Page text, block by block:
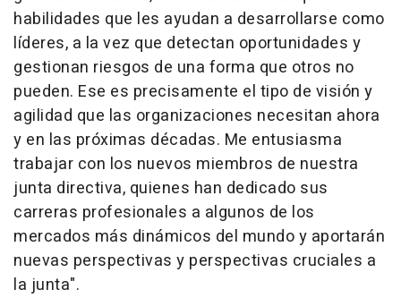
habilidades que les ayudan a desarrollarse como
líderes, a la vez que detectan oportunidades y
gestionan riesgos de una forma que otros no
pueden. Ese es precisamente el tipo de visión y
agilidad que las organizaciones necesitan ahora
y en las próximas décadas. Me entusiasma
trabajar con los nuevos miembros de nuestra
junta directiva, quienes han dedicado sus
carreras profesionales a algunos de los
mercados más dinámicos del mundo y aportarán
nuevas perspectivas y perspectivas cruciales a
la junta".